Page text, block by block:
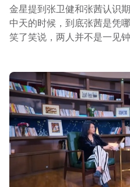
金星提到张卫健和张茜认识
中天的时候，到底张茜是凭
笑了笑说，两人并不是一见钟